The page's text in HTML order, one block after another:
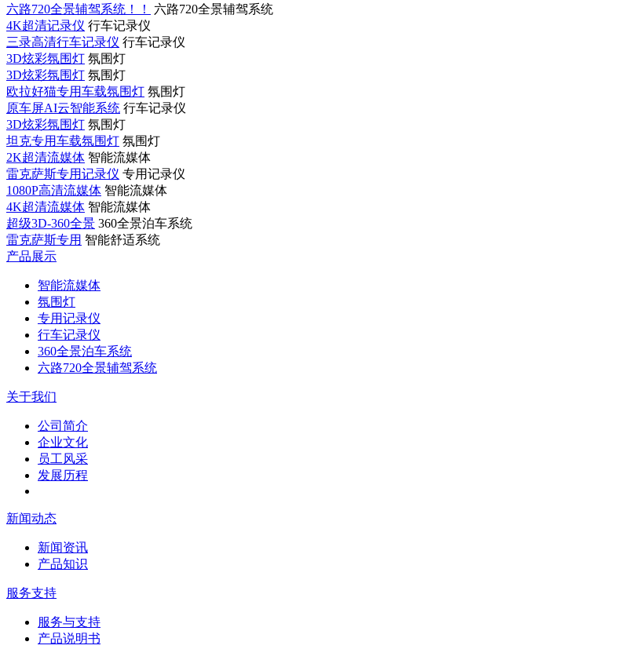
六路720全景辅驾系统！！
六路720全景辅驾系统
4K超清记录仪 行车记录仪
三录高清行车记录仪 行车记录仪
3D炫彩氛围灯 氛围灯
3D炫彩氛围灯 氛围灯
欧拉好猫专用车载氛围灯 氛围灯
原车屏AI云智能系统 行车记录仪
3D炫彩氛围灯 氛围灯
坦克专用车载氛围灯 氛围灯
2K超清流媒体 智能流媒体
雷克萨斯专用记录仪 专用记录仪
1080P高清流媒体 智能流媒体
4K超清流媒体 智能流媒体
超级3D-360全景 360全景泊车系统
雷克萨斯专用 智能舒适系统
产品展示
智能流媒体
氛围灯
专用记录仪
行车记录仪
360全景泊车系统
六路720全景辅驾系统
关于我们
公司简介
企业文化
员工风采
发展历程
新闻动态
新闻资讯
产品知识
服务支持
服务与支持
产品说明书